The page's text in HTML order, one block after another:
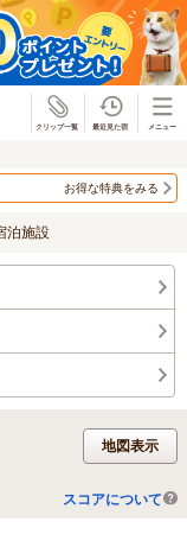
お得な特典をみる
泊施設
地図表示
スコアについて